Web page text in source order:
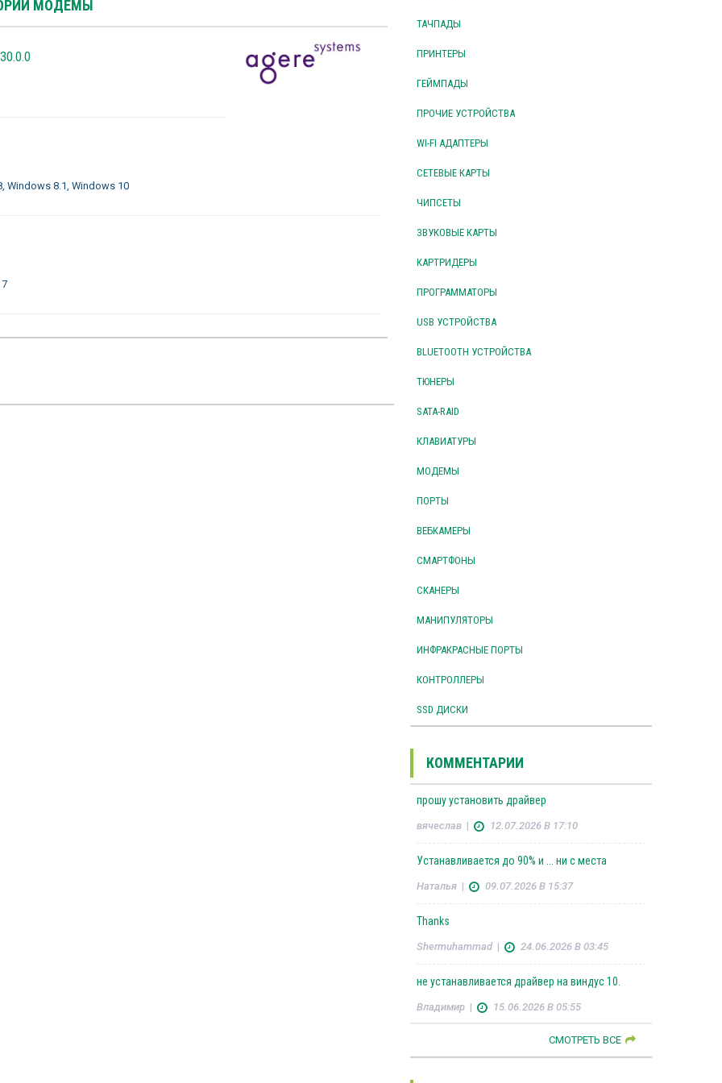
МОДЕМЫ
Windows 8.1, Windows 10
ТАЧПАДЫ
ПРИНТЕРЫ
ГЕЙМПАДЫ
ПРОЧИЕ УСТРОЙСТВА
WI-FI АДАПТЕРЫ
СЕТЕВЫЕ КАРТЫ
ЧИПСЕТЫ
ЗВУКОВЫЕ КАРТЫ
КАРТРИДЕРЫ
ПРОГРАММАТОРЫ
USB УСТРОЙСТВА
BLUETOOTH УСТРОЙСТВА
ТЮНЕРЫ
SATA-RAID
КЛАВИАТУРЫ
МОДЕМЫ
ПОРТЫ
ВЕБКАМЕРЫ
СМАРТФОНЫ
СКАНЕРЫ
МАНИПУЛЯТОРЫ
ИНФРАКРАСНЫЕ ПОРТЫ
КОНТРОЛЛЕРЫ
SSD ДИСКИ
КОММЕНТАРИИ
прошу установить драйвер
вячеслав| 12.07.2026 В 17:10
Устанавливается до 90% и ... ни с места
Наталья| 09.07.2026 В 15:37
Thanks
Shermuhammad| 24.06.2026 В 03:45
не устанавливается драйвер на виндус 10.
Владимир| 15.06.2026 В 05:55
СМОТРЕТЬ ВСЕ